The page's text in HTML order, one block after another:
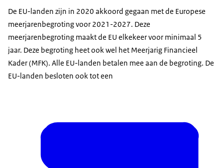
Ondertiteling
Download
staat precies hoeveel geld binnenkomt en eruit
gaat. Zo'n huishoudboekje heeft de Europese Unie
ook. Daarin staat eigenlijk hetzelfde, maar dan op
een iets andere schaal. Het gaat niet om
duizenden euro's, maar om miljarden. Ook de
tijdsduur verschilt. Het gaat niet om één jaar, maar
geen huishoudboekje, maar het meerjarig
financieel kader of de Europese
bepaalt niet één land. Daarover onderhandelen
De EU-landen zijn in 2020 akkoord gegaan met de Europese
meerjarenbegroting voor 2021-2027. Deze
meerjarenbegroting maakt de EU elkekeer voor minimaal 5
jaar. Deze begroting heet ook wel het Meerjarig Financieel
Kader (MFK). Alle EU-landen betalen mee aan de begroting. De
EU-landen besloten ook tot een